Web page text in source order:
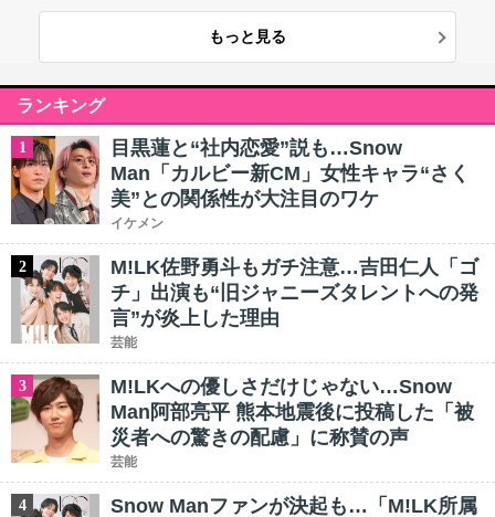
もっと見る
ランキング
1
目黒蓮と“社内恋愛”説も…Snow
Man「カルビー新CM」女性キャラ“さく
美”との関係性が大注目のワケ
イケメン
2
M!LK佐野勇斗もガチ注意…吉田仁人「ゴ
チ」出演も“旧ジャニーズタレントへの発
言”が炎上した理由
芸能
3
M!LKへの優しさだけじゃない…Snow
Man阿部亮平 熊本地震後に投稿した「被
災者への驚きの配慮」に称賛の声
芸能
4 Snow Manファンが決起も…「M!LK所属